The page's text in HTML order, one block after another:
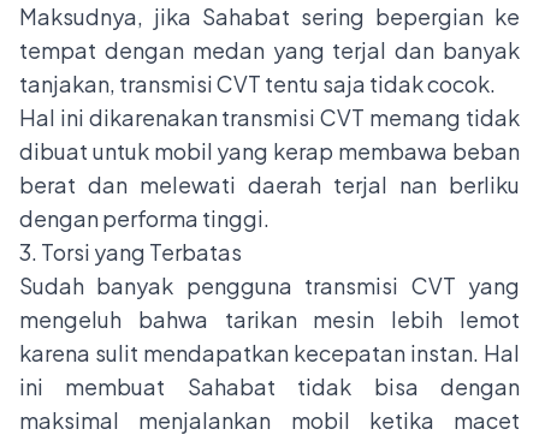
Maksudnya, jika Sahabat sering bepergian ke
tempat dengan medan yang terjal dan banyak
tanjakan, transmisi CVT tentu saja tidak cocok.
Hal ini dikarenakan transmisi CVT memang tidak
dibuat untuk mobil yang kerap membawa beban
berat dan melewati daerah terjal nan berliku
dengan performa tinggi.
3. Torsi yang Terbatas
Sudah banyak pengguna transmisi CVT yang
mengeluh bahwa tarikan mesin lebih lemot
karena sulit mendapatkan kecepatan instan. Hal
ini membuat Sahabat tidak bisa dengan
maksimal menjalankan mobil ketika macet